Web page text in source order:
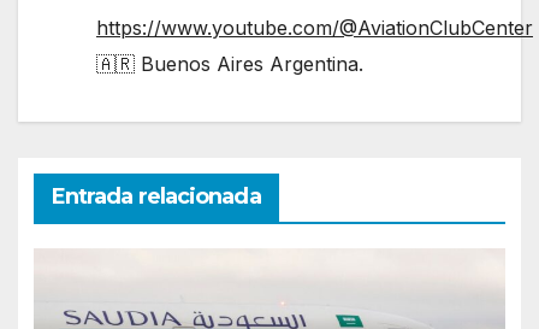
https://www.youtube.com/@AviationClubCenter
🇦🇷 Buenos Aires Argentina.
Entrada relacionada